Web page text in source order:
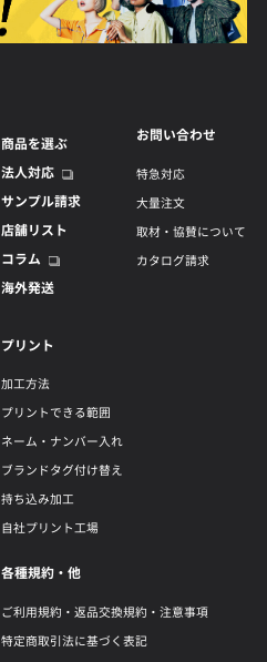
商品を選ぶ
法人対応
サンプル請求
店舗リスト
コラム
海外発送
お問い合わせ
特急対応
大量注文
取材・協賛について
カタログ請求
プリント
加工方法
プリントできる範囲
ネーム・ナンバー入れ
ブランドタグ付け替え
持ち込み加工
自社プリント工場
各種規約・他
ご利用規約・返品交換規約・注意事項
特定商取引法に基づく表記